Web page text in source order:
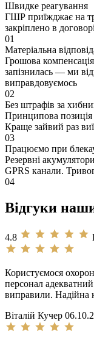
Швидке реагування
ГШР приїжджає на
закріплено в
01
Матеріальна
Грошова
запізнилась — ми
виправдовуємось
02
Без штрафів за
Принципова позиція
Краще зайвий раз
03
Працюємо при
Резервні
GPRS канали.
04
Відгуки
4.8
Користуємося
персонал
виправили. Надійна
Віталій Кучер